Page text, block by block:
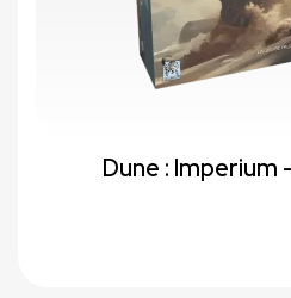
Dune : Imperium